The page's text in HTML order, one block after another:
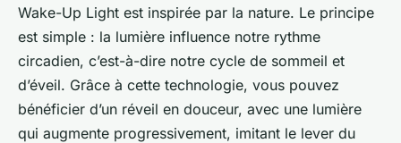
Wake-Up Light est inspirée par la nature. Le principe
est simple : la lumière influence notre rythme
circadien, c’est-à-dire notre cycle de sommeil et
d’éveil. Grâce à cette technologie, vous pouvez
bénéficier d’un réveil en douceur, avec une lumière
qui augmente progressivement, imitant le lever du